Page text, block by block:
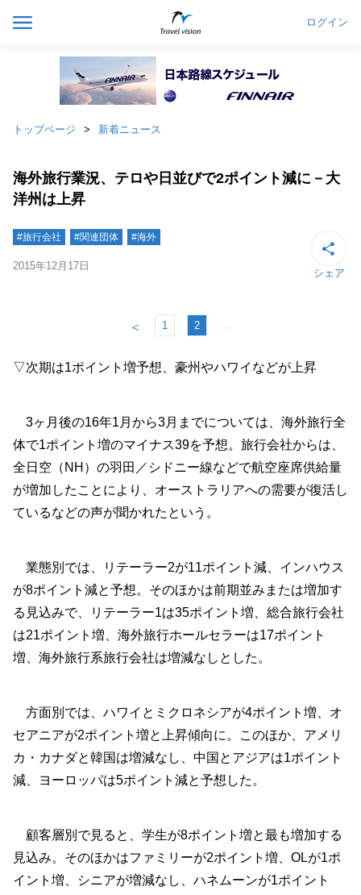
ログイン
トップページ 新着ニュース
海外旅行業況、テロや日並びで2ポイント減に－大
洋州は上昇
#旅行会社 #関連団体 #海外
2015年12月17日
シェア
＜ 1 2 ＞
▽次期は1ポイント増予想、豪州やハワイなどが上昇
3ヶ月後の16年1月から3月までについては、海外旅行全
体で1ポイント増のマイナス39を予想。旅行会社からは、
全日空（NH）の羽田／シドニー線などで航空座席供給量
が増加したことにより、オーストラリアへの需要が復活し
ているなどの声が聞かれたという。
業態別では、リテーラー2が11ポイント減、インハウス
が8ポイント減と予想。そのほかは前期並みまたは増加す
る見込みで、リテーラー1は35ポイント増、総合旅行会社
は21ポイント増、海外旅行ホールセラーは17ポイント
増、海外旅行系旅行会社は増減なしとした。
方面別では、ハワイとミクロネシアが4ポイント増、オ
セアニアが2ポイント増と上昇傾向に。このほか、アメリ
カ・カナダと韓国は増減なし、中国とアジアは1ポイント
減、ヨーロッパは5ポイント減と予想した。
顧客層別で見ると、学生が8ポイント増と最も増加する
見込み。そのほかはファミリーが2ポイント増、OLが1ポ
イント増、シニアが増減なし、ハネムーンが1ポイント